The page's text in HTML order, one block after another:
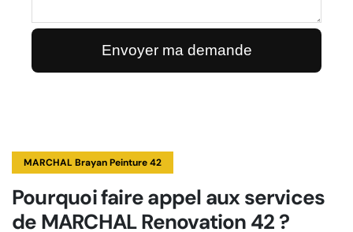
MARCHAL Brayan Peinture 42
Pourquoi faire appel aux services
de MARCHAL Renovation 42 ?